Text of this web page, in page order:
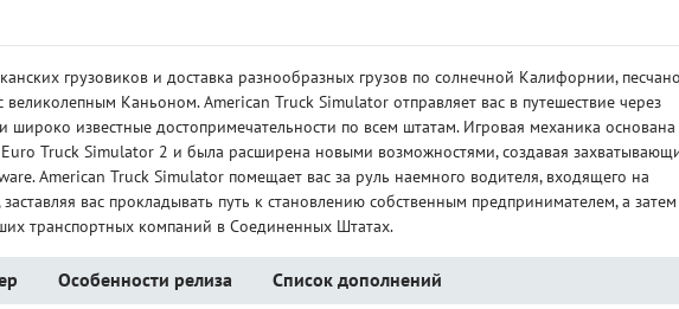
грузовиков и доставка разнообразных грузов по солнечной Калифорнии,
великолепным Каньоном. American Truck Simulator отправляет вас в путешествие через
широко известные достопримечательности по всем штатам. Игровая механика основана
Truck Simulator 2 и была расширена новыми возможностями, создавая
American Truck Simulator помещает вас за руль наемного водителя, входящего на
вас прокладывать путь к становлению собственным предпринимателем, а затем
транспортных компаний в Соединенных Штатах.
Особенности релиза Список дополнений